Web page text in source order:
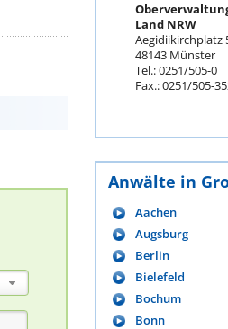
Land NRW
Aegidiikirchplatz
48143 Münster
Tel.: 0251/505-0
Fax.: 0251/505-
Anwälte in
Aachen
Augsburg
Berlin
Bielefeld
Bochum
Bonn